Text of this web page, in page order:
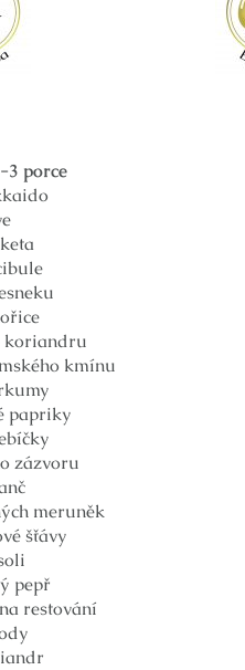
3 porce
koriandru
kmínu
papriky
zázvoru
meruněk
šťávy
pepř
restování